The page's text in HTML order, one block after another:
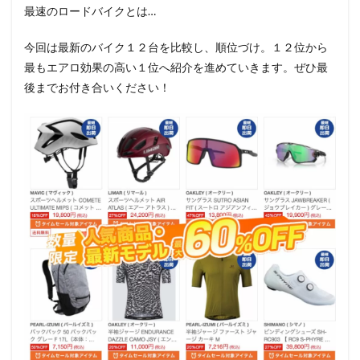
最速のロードバイクとは…
今回は最新のバイク１２台を比較し、順位づけ。１２位から
最もエアロ効果の高い１位へ紹介を進めていきます。ぜひ最
後までお付き合いください！